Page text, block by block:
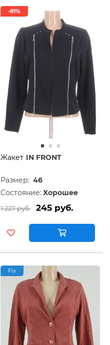
-81%
Жакет IN FRONT
Размер: 46
Состояние: Хорошее
1 227 руб. 245 руб.
Fix